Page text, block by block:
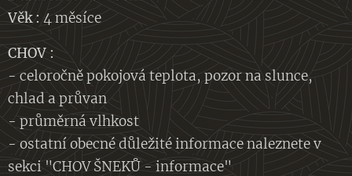
Věk : 4 měsíce
CHOV :
- celoročně pokojová teplota, pozor na slunce,
chlad a průvan
- průměrná vlhkost
- ostatní obecné důležité informace naleznete v
sekci "CHOV ŠNEKŮ - informace"